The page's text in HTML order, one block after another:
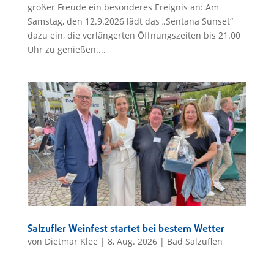
großer Freude ein besonderes Ereignis an: Am
Samstag, den 12.9.2026 lädt das „Sentana Sunset“
dazu ein, die verlängerten Öffnungszeiten bis 21.00
Uhr zu genießen....
Salzufler Weinfest startet bei bestem Wetter
von Dietmar Klee | 8, Aug. 2026| Bad Salzuflen